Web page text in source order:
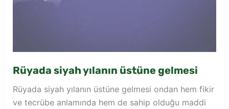
Rüyada siyah yılanın üstüne gelmesi
Rüyada siyah yılanın üstüne gelmesi ondan hem fikir
ve tecrübe anlamında hem de sahip olduğu maddi